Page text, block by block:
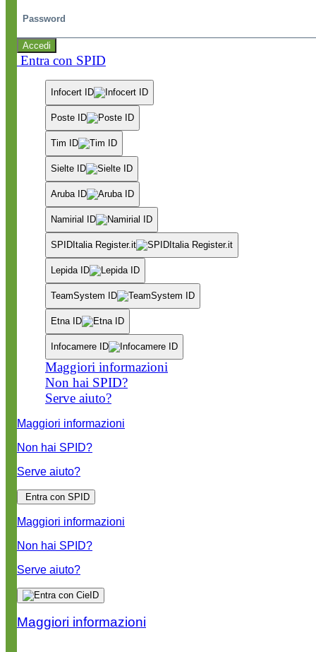
Accedi
Entra con SPID
Infocert ID
Poste ID
Tim ID
Sielte ID
Aruba ID
Namirial ID
SPIDItalia Register.it
Lepida ID
TeamSystem ID
Etna ID
Infocamere ID
Maggiori informazioni
Non hai SPID?
Serve aiuto?
Maggiori informazioni
Non hai SPID?
Serve aiuto?
Entra con SPID
Maggiori informazioni
Non hai SPID?
Serve aiuto?
Maggiori informazioni